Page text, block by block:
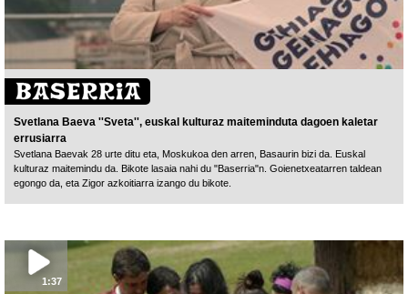
Svetlana Baeva ''Sveta'', euskal kulturaz maiteminduta dagoen kaletar
errusiarra
Svetlana Baevak 28 urte ditu eta, Moskukoa den arren, Basaurin bizi da. Euskal
kulturaz maitemindu da. Bikote lasaia nahi du "Baserria"n. Goienetxeatarren taldean
egongo da, eta Zigor azkoitiarra izango du bikote.
1:37